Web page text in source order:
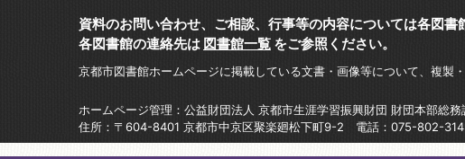
資料のお問い合わせ、ご相談、行事等の内容については各図書
各図書館の連絡先は 図書館一覧 をご参照ください。
京都市図書館ホームページに掲載している文書・画像等について、複製
ホームページ管理：公益財団法人 京都市生涯学習振興財団 財団本部総務
住所：〒604-8401 京都市中京区聚楽廻松下町9-2 電話：075-802-